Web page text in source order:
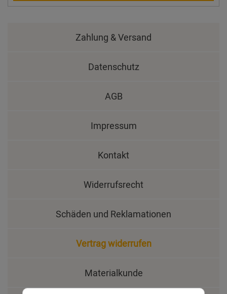
Zahlung & Versand
Datenschutz
AGB
Impressum
Kontakt
Widerrufsrecht
Schäden und Reklamationen
Vertrag widerrufen
Materialkunde